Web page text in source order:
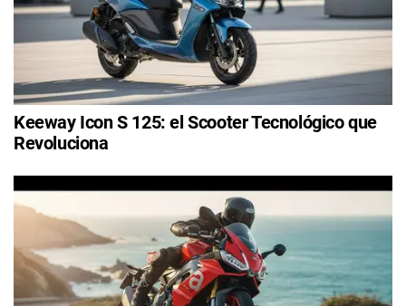
Keeway Icon S 125: el Scooter Tecnológico que
Revoluciona